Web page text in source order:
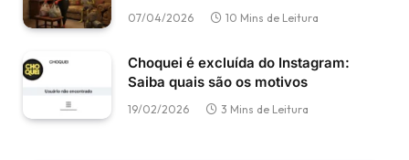
07/04/2026 10 Mins de Leitura
Choquei é excluída do Instagram:
Saiba quais são os motivos
19/02/2026 3 Mins de Leitura